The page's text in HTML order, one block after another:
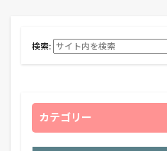
検索:
カテゴリー